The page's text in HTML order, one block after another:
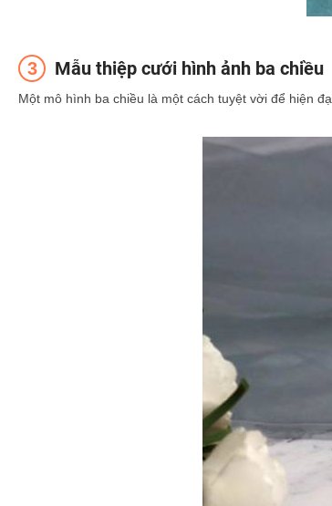
Mẫu thiệp cưới hình ảnh ba chiều
Một mô hình ba chiều là một cách tuyệt vời để hiện